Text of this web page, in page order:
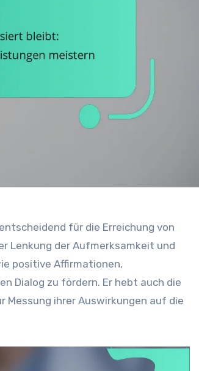
für die Erreichung von
Lenkung der Aufmerksamkeit und
positive Affirmationen,
Dialog zu fördern. Er hebt auch die
ihrer Auswirkungen auf die